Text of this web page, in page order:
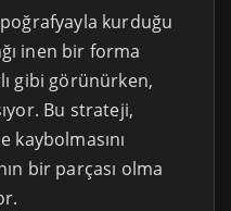
kurduğu
inen bir forma
gibi görünürken,
Bu strateji,
kaybolmasını
bir parçası olma